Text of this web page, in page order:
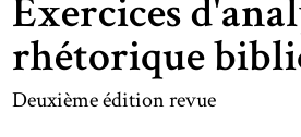
Exercices
rhétorique
Deuxième édition revue